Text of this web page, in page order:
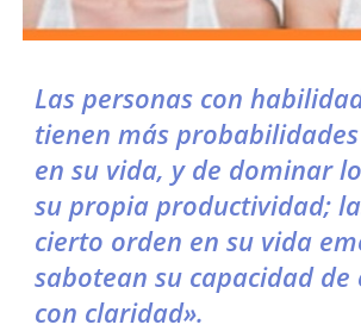
Las personas con
tienen más
en su vida, y de dominar
su propia productividad;
cierto orden en su vida
sabotean su capacidad
con claridad».